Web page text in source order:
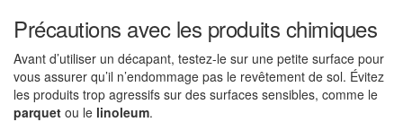
Précautions avec les produits chimiques
Avant d’utiliser un décapant, testez-le sur une petite surface pour
vous assurer qu’il n’endommage pas le revêtement de sol. Évitez
les produits trop agressifs sur des surfaces sensibles, comme le
parquet ou le linoleum.